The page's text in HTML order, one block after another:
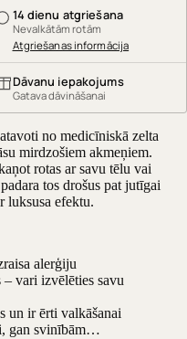
14 dienu atgriešana
Nevalkātām rotām
Atgriešanas informācija
Dāvanu iepakojums
Gatava dāvināšanai
no medicīniskā zelta
mirdzošiem akmeņiem.
rotas ar savu tēlu vai
tos drošus pat jutīgai
luksusa efektu.
alerģiju
– vari izvēlēties savu
un ir ērti valkāšanai
gan svinībām